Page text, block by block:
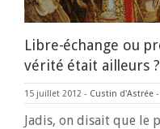
Libre-échange ou
vérité était ailleurs ?
15 juillet 2012 - Custin d'Astrée -
Jadis, on disait que le